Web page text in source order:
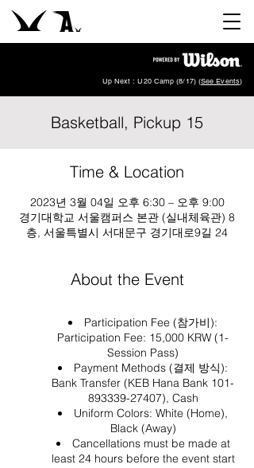
Up Next : U20 Camp (8/17) (See Events)
Basketball, Pickup 15
Time & Location
2023년 3월 04일 오후 6:30 – 오후 9:00
경기대학교 서울캠퍼스 본관 (실내체육관) 8
층, 서울특별시 서대문구 경기대로9길 24
About the Event
Participation Fee (참가비):
Participation Fee: 15,000 KRW (1-
Session Pass)
Payment Methods (결제 방식):
Bank Transfer (KEB Hana Bank 101-
893339-27407), Cash
Uniform Colors: White (Home),
Black (Away)
Cancellations must be made at
least 24 hours before the event start